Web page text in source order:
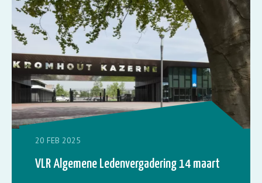
20 FEB 2025
VLR Algemene Ledenvergadering 14 maart